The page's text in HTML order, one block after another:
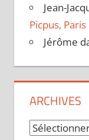
Jean-
Picpus, Paris
Jérôme
ARCHIVES
Archives